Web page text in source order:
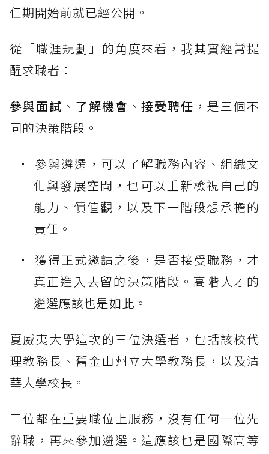
任期開始前就已經公開。
從「職涯規劃」的角度來看，我其實經常提
醒求職者：
參與面試 、 了解機會 、接受聘任 ，是三個不
同的決策階段。
參與遴選，可以了解職務內容、組織文
化與發展空間，也可以重新檢視自己的
能力、價值觀，以及下一階段想承擔的
責任。
獲得正式邀請之後，是否接受職務，才
真正進入去留的決策階段。高階人才的
遴選應該也是如此。
夏威夷大學這次的三位決選者，包括該校代
理教務長、舊金山州立大學教務長，以及清
華大學校長。
三位都在重要職位上服務，沒有任何一位先
辭職，再來參加遴選。這應該也是國際高等